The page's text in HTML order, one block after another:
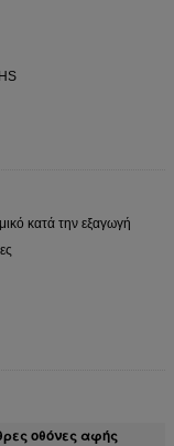
κατά την εξαγωγή
οθόνες αφής